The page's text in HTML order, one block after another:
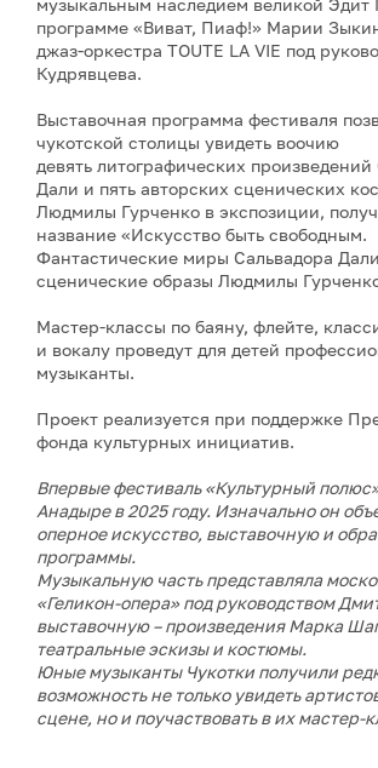
программе «Виват, Пиаф!» Марии
джаз-оркестра TOUTE LA VIE под
Кудрявцева.
Выставочная программа фестиваля
чукотской столицы увидеть воочию
девять литографических произведений
Дали и пять авторских сценических
Людмилы Гурченко в экспозиции,
название «Искусство быть свободным.
Фантастические миры Сальвадора
сценические образы Людмилы
Мастер-классы по баяну, флейте,
и вокалу проведут для детей
музыканты.
Проект реализуется при поддержке
фонда культурных инициатив.
Впервые фестиваль «Культурный
Анадыре в 2025 году. Изначально он
оперное искусство, выставочную и
программы.
Музыкальную часть представляла
«Геликон-опера» под руководством
выставочную – произведения Марка
театральные эскизы и костюмы.
Юные музыканты Чукотки получили
возможность не только увидеть
сцене, но и поучаствовать в их мастер-